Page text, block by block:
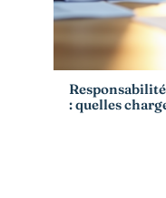
: quelles